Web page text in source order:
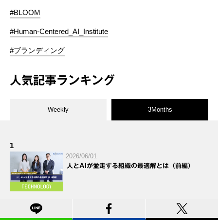
#BLOOM
#Human-Centered_AI_Institute
#ブランディング
人気記事ランキング
Weekly 3Months
1
2026/06/01
人とAIが並走する組織の最適解とは（前編）
2026/05/25